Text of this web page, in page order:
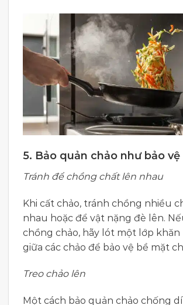
5. Bảo quản chảo như bảo vệ
Tránh để chồng chất lên nhau
Khi cất chảo, tránh chồng nhiều
nhau hoặc để vật nặng đè lên.
chồng chảo, hãy lót một lớp khăn
giữa các chảo để bảo vệ bề mặt
Treo chảo lên
Một cách bảo quản chảo chống